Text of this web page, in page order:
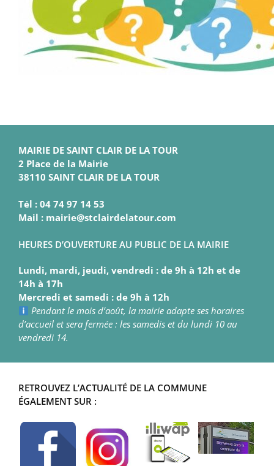
MAIRIE DE SAINT CLAIR DE LA TOUR
2 Place de la Mairie
38110 SAINT CLAIR DE LA TOUR
Tél : 04 74 97 14 53
Mail : mairie@stclairdelatour.com
HEURES D’OUVERTURE AU PUBLIC DE LA MAIRIE
Lundi, mardi, jeudi, vendredi : de 9h à 12h et de
14h à 17h
Mercredi et samedi : de 9h à 12h
Pendant le mois d’août, la mairie adapte ses horaires
d’accueil et sera fermée : les samedis et du lundi 10 au
vendredi 14.
RETROUVEZ L’ACTUALITÉ DE LA COMMUNE
ÉGALEMENT SUR :